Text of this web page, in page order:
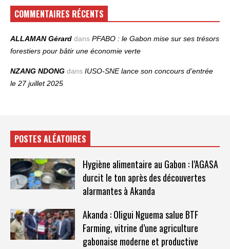
COMMENTAIRES RÉCENTS
ALLAMAN Gérard dans PFABO : le Gabon mise sur ses trésors
forestiers pour bâtir une économie verte
NZANG NDONG dans IUSO‑SNE lance son concours d’entrée
le 27 juillet 2025
POSTES ALÉATOIRES
Hygiène alimentaire au Gabon : l’AGASA
durcit le ton après des découvertes
alarmantes à Akanda
Akanda : Oligui Nguema salue BTF
Farming, vitrine d’une agriculture
gabonaise moderne et productive